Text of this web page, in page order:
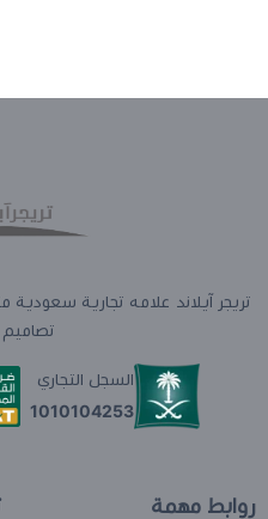
تريجر آيلاند علامه تجارية
السجل التجاري
1010104253
روابط مهمة